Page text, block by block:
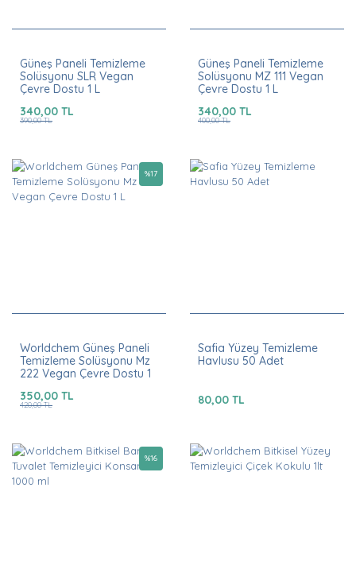
Güneş Paneli Temizleme
Solüsyonu SLR Vegan
Çevre Dostu 1 L
340,00 TL
390,00 TL
Güneş Paneli Temizleme
Solüsyonu MZ 111 Vegan
Çevre Dostu 1 L
340,00 TL
400,00 TL
Worldchem Güneş Paneli
Temizleme Solüsyonu Mz
222 Vegan Çevre Dostu 1
%17
350,00 TL
420,00 TL
Safia Yüzey Temizleme
Havlusu 50 Adet
80,00 TL
%16